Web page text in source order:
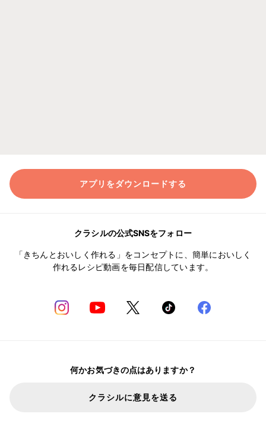
アプリをダウンロードする
クラシルの公式SNSをフォロー
「きちんとおいしく作れる」をコンセプトに、簡単においしく
作れるレシピ動画を毎日配信しています。
何かお気づきの点はありますか？
クラシルに意見を送る